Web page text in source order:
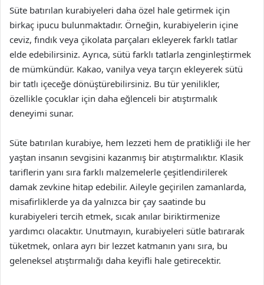
Süte batırılan kurabiyeleri daha özel hale getirmek için
birkaç ipucu bulunmaktadır. Örneğin, kurabiyelerin içine
ceviz, fındık veya çikolata parçaları ekleyerek farklı tatlar
elde edebilirsiniz. Ayrıca, sütü farklı tatlarla zenginleştirmek
de mümkündür. Kakao, vanilya veya tarçın ekleyerek sütü
bir tatlı içeceğe dönüştürebilirsiniz. Bu tür yenilikler,
özellikle çocuklar için daha eğlenceli bir atıştırmalık
deneyimi sunar.
Süte batırılan kurabiye, hem lezzeti hem de pratikliği ile her
yaştan insanın sevgisini kazanmış bir atıştırmalıktır. Klasik
tariflerin yanı sıra farklı malzemelerle çeşitlendirilerek
damak zevkine hitap edebilir. Aileyle geçirilen zamanlarda,
misafirliklerde ya da yalnızca bir çay saatinde bu
kurabiyeleri tercih etmek, sıcak anılar biriktirmenize
yardımcı olacaktır. Unutmayın, kurabiyeleri sütle batırarak
tüketmek, onlara ayrı bir lezzet katmanın yanı sıra, bu
geleneksel atıştırmalığı daha keyifli hale getirecektir.